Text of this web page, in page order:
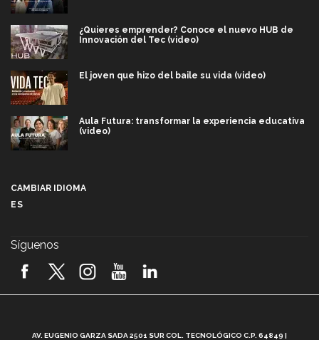
¿Quieres emprender? Conoce el nuevo HUB de
Innovación del Tec (video)
El joven que hizo del baile su vida (video)
Aula Futura: transformar la experiencia educativa
(video)
2026! (video)
CAMBIAR IDIOMA
ES
Síguenos
AV. EUGENIO GARZA SADA 2501 SUR COL. TECNOLÓGICO C.P. 64849 |